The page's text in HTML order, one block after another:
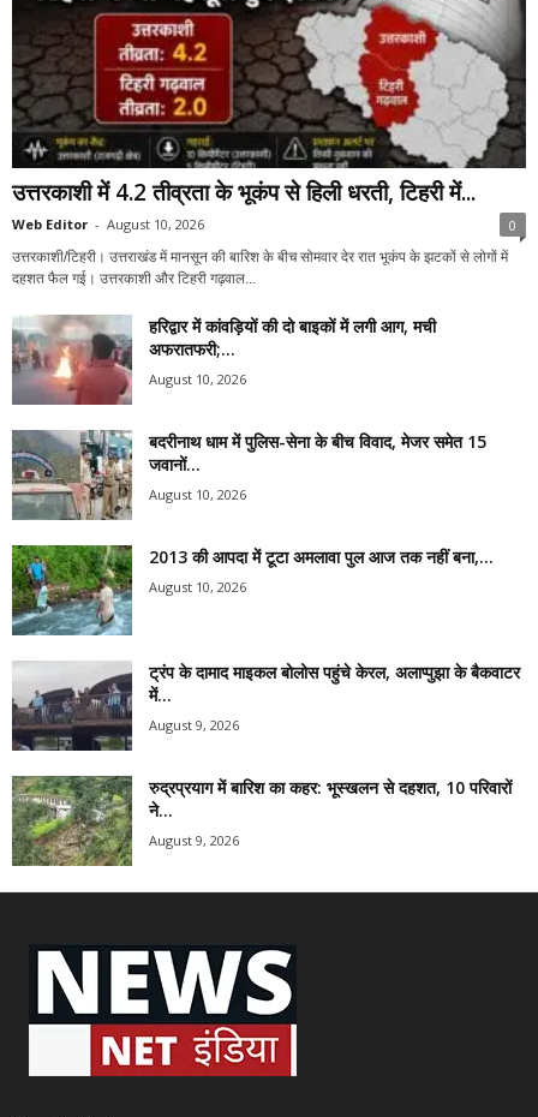
उत्तरकाशी में 4.2 तीव्रता के भूकंप से हिली धरती, टिहरी में...
Web Editor - August 10, 2026 0
उत्तरकाशी/टिहरी। उत्तराखंड में मानसून की बारिश के बीच सोमवार देर रात भूकंप के झटकों से लोगों में
दहशत फैल गई। उत्तरकाशी और टिहरी गढ़वाल...
हरिद्वार में कांवड़ियों की दो बाइकों में लगी आग, मची
अफरातफरी;...
August 10, 2026
बदरीनाथ धाम में पुलिस-सेना के बीच विवाद, मेजर समेत 15
जवानों...
August 10, 2026
2013 की आपदा में टूटा अमलावा पुल आज तक नहीं बना,...
August 10, 2026
ट्रंप के दामाद माइकल बोलोस पहुंचे केरल, अलाप्पुझा के बैकवाटर
में...
August 9, 2026
रुद्रप्रयाग में बारिश का कहर: भूस्खलन से दहशत, 10 परिवारों
ने...
August 9, 2026